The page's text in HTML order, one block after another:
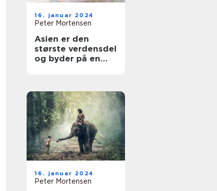
16. januar 2024
Peter Mortensen
Asien er den
største verdensdel
og byder på en
landskaber
16. januar 2024
Peter Mortensen